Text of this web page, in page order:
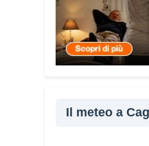
uno strumento
facilmente
accompagnare le
spaventarle o
d’allarme e
Il meteo a